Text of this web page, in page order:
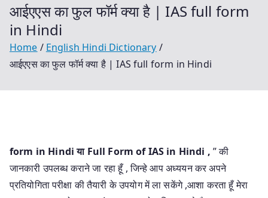
आईएएस का फुल फॉर्म क्या है | IAS full form
in Hindi
Home
English Hindi Dictionary
आईएएस का फुल फॉर्म क्या है | IAS full form in Hindi
form in Hindi या Full Form of IAS in Hindi ,” की
जानकारी उपलब्ध कराने जा रहा हूँ , जिन्हे आप अध्ययन कर अपने
प्रतियोगिता परीक्षा की तैयारी के उपयोग में ला सकेंगे ,आशा करता हूँ मेरा